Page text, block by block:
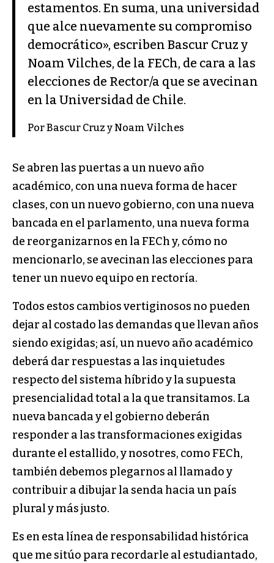
estamentos. En suma, una universidad
que alce nuevamente su compromiso
democrático», escriben Bascur Cruz y
Noam Vilches, de la FECh, de cara a las
elecciones de Rector/a que se avecinan
en la Universidad de Chile.
Por Bascur Cruz y Noam Vilches
Se abren las puertas a un nuevo año
académico, con una nueva forma de hacer
clases, con un nuevo gobierno, con una nueva
bancada en el parlamento, una nueva forma
de reorganizarnos en la FECh y, cómo no
mencionarlo, se avecinan las elecciones para
tener un nuevo equipo en rectoría.
Todos estos cambios vertiginosos no pueden
dejar al costado las demandas que llevan años
siendo exigidas; así, un nuevo año académico
deberá dar respuestas a las inquietudes
respecto del sistema híbrido y la supuesta
presencialidad total a la que transitamos. La
nueva bancada y el gobierno deberán
responder a las transformaciones exigidas
durante el estallido, y nosotres, como FECh,
también debemos plegarnos al llamado y
contribuir a dibujar la senda hacia un país
plural y más justo.
Es en esta línea de responsabilidad histórica
que me sitúo para recordarle al estudiantado,